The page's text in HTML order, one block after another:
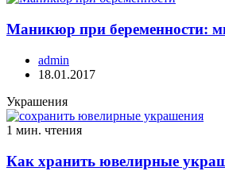
Маникюр при беременности:
admin
18.01.2017
Украшения
1 мин. чтения
Как хранить ювелирные